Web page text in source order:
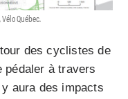
Québec.
des cyclistes de
pédaler à travers
aura des impacts